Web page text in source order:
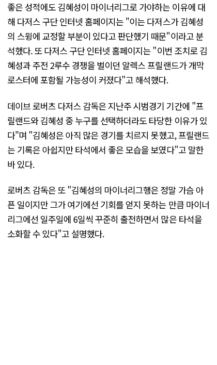
좋은 성적에도 김혜성이 마이너리그로 가야하는 이유에 대
해 다저스 구단 인터넷 홈페이지는 "이는 다저스가 김혜성
의 스윙에 교정할 부분이 있다고 판단했기 때문"이라고 분
석했다. 또 다저스 구단 인터넷 홈페이지는 "이번 조치로 김
혜성과 주전 2루수 경쟁을 벌이던 알렉스 프릴랜드가 개막
로스터에 포함될 가능성이 커졌다"고 해석했다.
데이브 로버츠 다저스 감독은 지난주 시범경기 기간에 "프
릴랜드와 김혜성 중 누구를 선택하더라도 타당한 이유가 있
다"며 "김혜성은 아직 많은 경기를 치르지 못했고, 프릴랜드
는 기록은 아쉽지만 타석에서 좋은 모습을 보였다"고 말한
바 있다.
로버츠 감독은 또 "김혜성의 마이너리그행은 정말 가슴 아
픈 일이지만 그가 여기에선 기회를 얻지 못하는 만큼 마이너
리그에선 일주일에 6일씩 꾸준히 출전하면서 많은 타석을
소화할 수 있다"고 설명했다.